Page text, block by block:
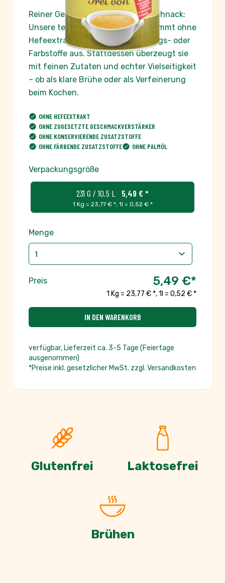
Reiner Geschmack ohne Schnickschnack:
Unsere tellofix Hühner-Bouillon kommt ohne
Hefeextrakt, Gluten, Konservierungs- oder
Farbstoffe aus. Stattdessen überzeugt sie
mit feinen Zutaten und echter Vielseitigkeit
– ob als klare Brühe oder als Verfeinerung
beim Kochen.
OHNE HEFEEXTRAKT
OHNE ZUGESETZTE GESCHMACKVERSTÄRKER
OHNE KONSERVIERENDE ZUSATZSTOFFE
OHNE FÄRBENDE ZUSATZSTOFFE
OHNE PALMÖL
Verpackungsgröße
231 G / 10.5 L 5,49 € *
1 Kg = 23,77 € *, 1l = 0,52 € *
Menge
Preis 5,49 €*
1 Kg = 23,77 € *,1l = 0,52 € *
IN DEN WARENKORB
verfügbar, Lieferzeit ca. 3-5 Tage (Feiertage
ausgenommen)
*Preise inkl. gesetzlicher MwSt. zzgl. Versandkosten
Glutenfrei Laktosefrei
Brühen